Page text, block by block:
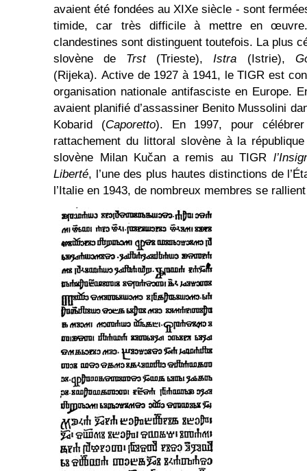
avaient été fondées au XIXe siècle - sont
timide, car très difficile à mettre en œuvre.
clandestines sont distinguent toutefois. La plus
slovène de Trst(Trieste),Istra (Istrie),
(Rijeka). Active de 1927 à 1941, le TIGR est
organisation nationale antifasciste en Europe.
avaient planifié d’assassiner Benito Mussolini
Kobarid (Caporetto). En 1997, pour
rattachement du littoral slovène à la
slovène Milan Kučan a remis au TIGR
Liberté, l’une des plus hautes distinctions de
l’Italie en 1943, de nombreux membres se